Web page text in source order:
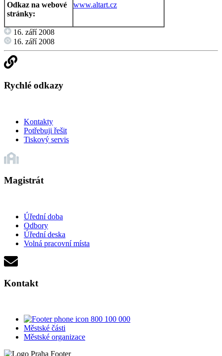
Odkaz na webové
stránky:
www.altart.cz
16. září 2008
16. září 2008
Rychlé odkazy
Kontakty
Potřebuji řešit
Tiskový servis
Magistrát
Úřední doba
Odbory
Úřední deska
Volná pracovní místa
Kontakt
800 100 000
Městské části
Městské organizace